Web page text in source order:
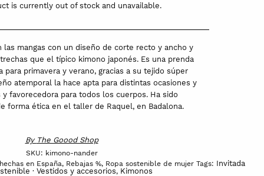
is currently out of stock and unavailable.
las mangas con un diseño de corte recto y ancho y
que el típico kimono japonés. Es una prenda
para primavera y verano, gracias a su tejido súper
atemporal la hace apta para distintas ocasiones y
y favorecedora para todos los cuerpos. Ha sido
forma ética en el taller de Raquel, en Badalona.
By The Goood Shop
SKU: kimono-nander
en España, Rebajas %, Ropa sostenible de mujer Tags: Invitada
· Vestidos y accesorios, Kimonos